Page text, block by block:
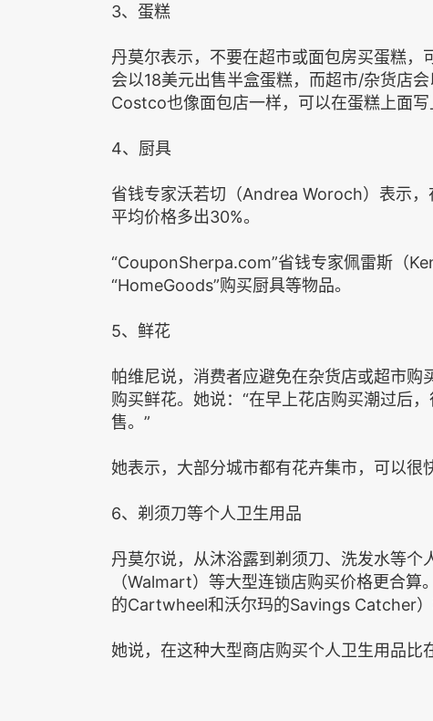
3、蛋糕
丹莫尔表示，不要在超市或面包房买蛋糕
会以18美元出售半盒蛋糕，而超市/杂货店
Costco也像面包店一样，可以在蛋糕上面写
4、厨具
省钱专家沃若切（Andrea Woroch）表示
平均价格多出30%。
“CouponSherpa.com”省钱专家佩雷斯（
“HomeGoods”购买厨具等物品。
5、鲜花
帕维尼说，消费者应避免在杂货店或超市
购买鲜花。她说：“在早上花店购买潮过后
售。”
她表示，大部分城市都有花卉集市，可以很
6、剃须刀等个人卫生用品
丹莫尔说，从沐浴露到剃须刀、洗发水等
（Walmart）等大型连锁店购买价格更合
的Cartwheel和沃尔玛的Savings Catcher）
她说，在这种大型商店购买个人卫生用品比